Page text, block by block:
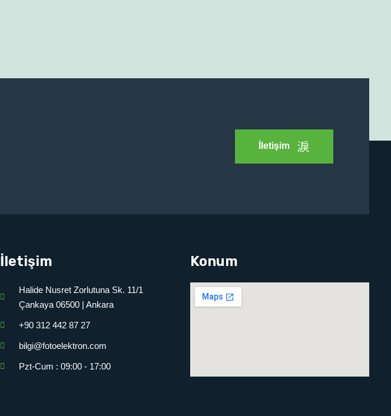
İletişim
İletişim
Halide Nusret Zorlutuna Sk. 11/1
Çankaya 06500 | Ankara
+90 312 442 87 27
bilgi@fotoelektron.com
Pzt-Cum : 09:00 - 17:00
Konum